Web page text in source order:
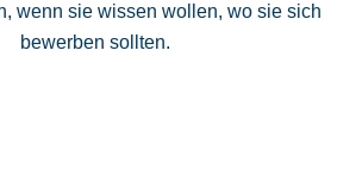
wenn sie wissen wollen, wo sie sich
bewerben sollten.